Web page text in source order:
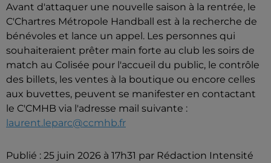
Avant d'attaquer une nouvelle saison à la rentrée, le
C'Chartres Métropole Handball est à la recherche de
bénévoles et lance un appel. Les personnes qui
souhaiteraient prêter main forte au club les soirs de
match au Colisée pour l'accueil du public, le contrôle
des billets, les ventes à la boutique ou encore celles
aux buvettes, peuvent se manifester en contactant
le C'CMHB via l'adresse mail suivante :
laurent.leparc@ccmhb.fr
Publié : 25 juin 2026 à 17h31 par Rédaction Intensité